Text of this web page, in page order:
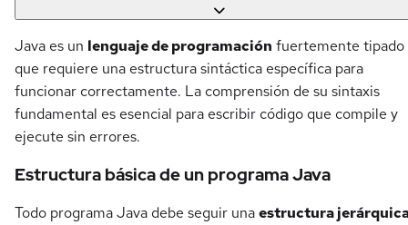
Java es un lenguaje de programación fuertemente tipado
que requiere una estructura sintáctica específica para
funcionar correctamente. La comprensión de su sintaxis
fundamental es esencial para escribir código que compile y
ejecute sin errores.
Estructura básica de un programa Java
Todo programa Java debe seguir unaestructura